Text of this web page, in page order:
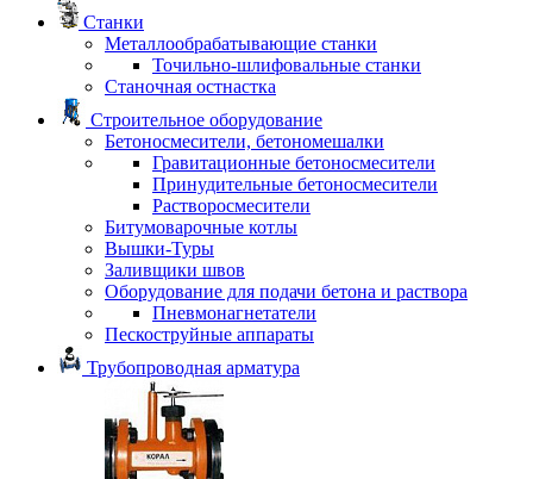
Станки
Металлообрабатывающие станки
Точильно-шлифовальные станки
Станочная остнастка
Строительное оборудование
Бетоносмесители, бетономешалки
Гравитационные бетоносмесители
Принудительные бетоносмесители
Растворосмесители
Битумоварочные котлы
Вышки-Туры
Заливщики швов
Оборудование для подачи бетона и раствора
Пневмонагнетатели
Пескоструйные аппараты
Трубопроводная арматура